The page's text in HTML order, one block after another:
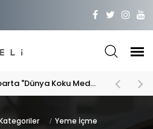
Yeme İçme